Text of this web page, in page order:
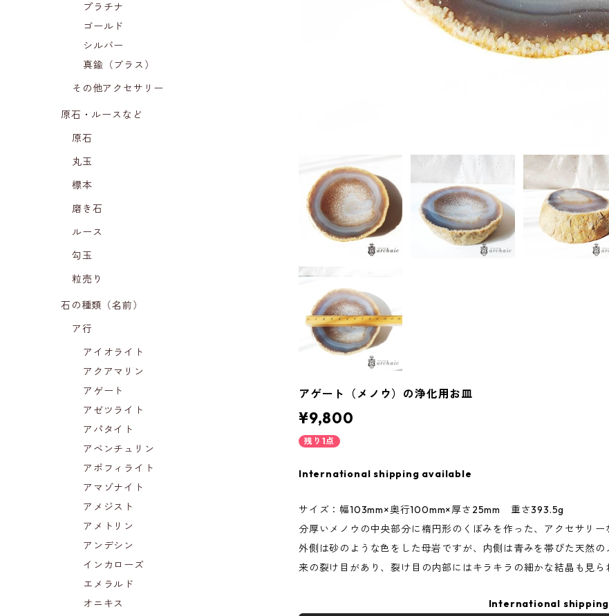
アゲート（メノウ）の浄化用お皿
¥9,800
残り1点
International shipping available
サイズ：幅103mm×奥行100mm×厚さ25mm 重さ393.5g
分厚いメノウの中央部分に楕円形のくぼみを作った、アクセサリー
外側は砂のような色をした母岩ですが、内側は青みを帯びた天然
来の裂け目があり、裂け目の内部にはキラキラの細かな結晶も見ら
International
プラチナ
ゴールド
シルバー
真鍮（ブラス）
その他アクセサリー
原石・ルースなど
原石
丸玉
標本
磨き石
ルース
勾玉
粒売り
石の種類（名前）
ア行
アイオライト
アクアマリン
アゲート
アゼツライト
アパタイト
アベンチュリン
アポフィライト
アマゾナイト
アメジスト
アメトリン
アンデシン
インカローズ
エメラルド
オニキス